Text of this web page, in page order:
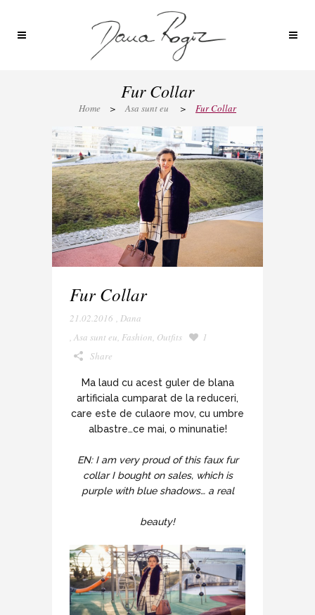
Fur Collar
Home > Asa sunt eu > Fur Collar
Fur Collar
21.02.2016 , Dana
, Asa sunt eu, Fashion, Outfits
1
Share
Ma laud cu acest guler de blana
artificiala cumparat de la reduceri,
care este de culaore mov, cu umbre
albastre…ce mai, o minunatie!
EN: I am very proud of this faux fur
collar I bought on sales, which is
purple with blue shadows… a real
beauty!